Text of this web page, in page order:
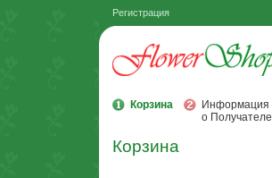
Регистрация
Корзина
Информация
о Получателе
Корзина